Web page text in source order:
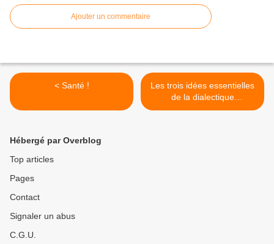
Ajouter un commentaire
< Santé !
Les trois idées essentielles
de la dialectique
transcendantale >
Hébergé par Overblog
Top articles
Pages
Contact
Signaler un abus
C.G.U.